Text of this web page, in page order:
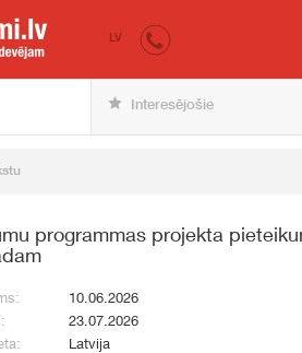
iepirkumi.lv
LV
Interesējošie
programmas projekta
10.06.2026
23.07.2026
Latvija